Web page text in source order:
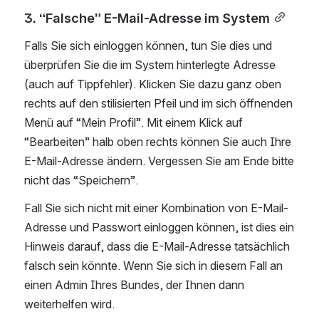
3. “Falsche” E-Mail-Adresse im System
Falls Sie sich einloggen können, tun Sie dies und
überprüfen Sie die im System hinterlegte Adresse
(auch auf Tippfehler). Klicken Sie dazu ganz oben
rechts auf den stilisierten Pfeil und im sich öffnenden
Menü auf “Mein Profil”. Mit einem Klick auf
“Bearbeiten” halb oben rechts können Sie auch Ihre
E-Mail-Adresse ändern. Vergessen Sie am Ende bitte
nicht das “Speichern”.
Fall Sie sich nicht mit einer Kombination von E-Mail-
Adresse und Passwort einloggen können, ist dies ein
Hinweis darauf, dass die E-Mail-Adresse tatsächlich
falsch sein könnte. Wenn Sie sich in diesem Fall an
einen Admin Ihres Bundes, der Ihnen dann
weiterhelfen wird.